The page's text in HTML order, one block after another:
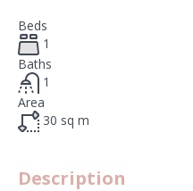
Beds
1
Baths
1
Area
30 sq m
Description